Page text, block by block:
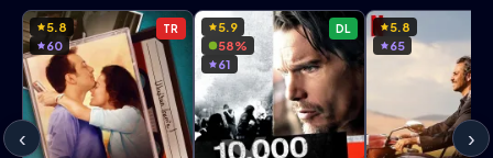
‹
TR
5.8
60
DL
5.9
58%
61
5.8
65
›